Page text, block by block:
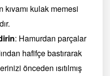
kulak memesi
: Hamurdan parçalar
hafifçe bastırarak
önceden ısıtılmış